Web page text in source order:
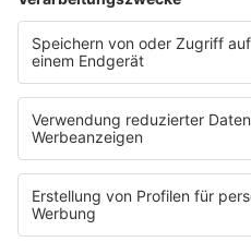
Story
Fakten
FUN